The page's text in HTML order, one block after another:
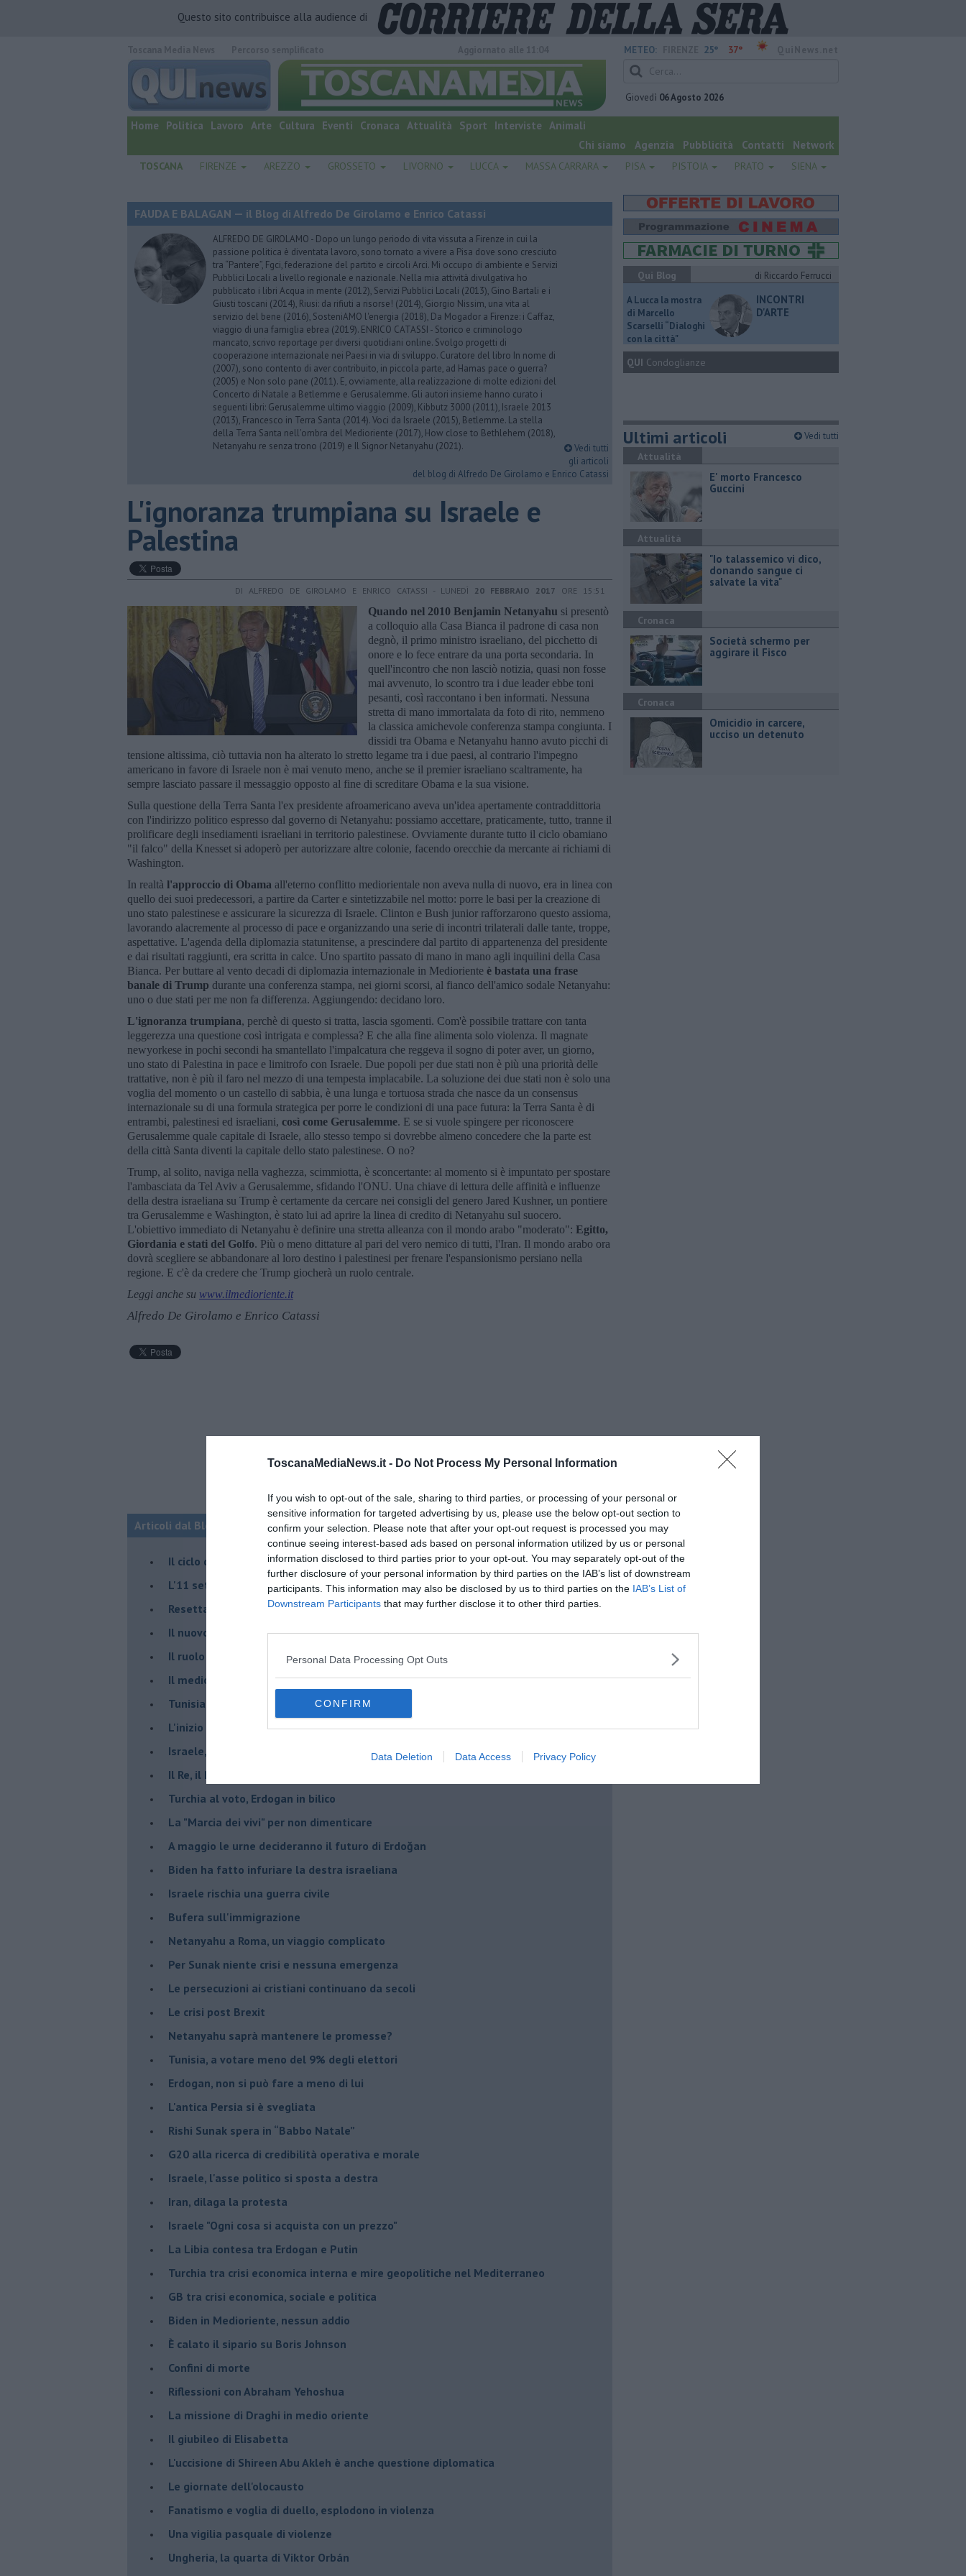
ToscanaMediaNews.it - Do Not Process My Personal Information
If you wish to opt-out of the sale, sharing to third parties, or processing of your personal or
sensitive information for targeted advertising by us, please use the below opt-out section to
confirm your selection. Please note that after your opt-out request is processed you may
continue seeing interest-based ads based on personal information utilized by us or personal
information disclosed to third parties prior to your opt-out. You may separately opt-out of the
further disclosure of your personal information by third parties on the IAB’s list of downstream
participants. This information may also be disclosed by us to third parties on the IAB’s List of
Downstream Participants that may further disclose it to other third parties.
Personal Data Processing Opt Outs
CONFIRM
Data Deletion Data Access Privacy Policy
Questo sito contribuisce alla audience di
quotidiano online.
METEO: 25° 37°
Giovedì 06 Agosto 2026
Home Politica Lavoro Arte Cultura Eventi Cronaca Attualità Sport Interviste Animali
Chi siamo
Agenzia Pubblicità Contatti Network
TOSCANA FIRENZE AREZZO GROSSETO LIVORNO LUCCA MASSA CARRARA PISA PISTOIA PRATO SIENA
FAUDA E BALAGAN — il Blog di Alfredo De Girolamo e Enrico Catassi
ALFREDO DE GIROLAMO - Dopo un lungo periodo di vita vissuta a Firenze in cui la
passione politica è diventata lavoro, sono tornato a vivere a Pisa dove sono cresciuto
tra “Pantere”, Fgci, federazione del partito e circoli Arci. Mi occupo di ambiente e Servizi
Pubblici Locali a livello regionale e nazionale. Nella mia attività divulgativa ho
pubblicato i libri Acqua in mente (2012), Servizi Pubblici Locali (2013), Gino Bartali e i
Giusti toscani (2014), Riusi: da rifiuti a risorse! (2014), Giorgio Nissim, una vita al
servizio del bene (2016), SosteniAMO l'energia (2018), Da Mogador a Firenze: i Caffaz,
viaggio di una famiglia ebrea (2019). ENRICO CATASSI - Storico e criminologo
mancato, scrivo reportage per diversi quotidiani online. Svolgo progetti di
cooperazione internazionale nei Paesi in via di sviluppo. Curatore del libro In nome di
(2007), sono contento di aver contribuito, in piccola parte, ad Hamas pace o guerra?
(2005) e Non solo pane (2011). E, ovviamente, alla realizzazione di molte edizioni del
Concerto di Natale a Betlemme e Gerusalemme. Gli autori insieme hanno curato i
seguenti libri: Gerusalemme ultimo viaggio (2009), Kibbutz 3000 (2011), Israele 2013
(2013), Francesco in Terra Santa (2014). Voci da Israele (2015), Betlemme. La stella
della Terra Santa nell'ombra del Medioriente (2017), How close to Bethlehem (2018),
Netanyahu re senza trono (2019) e Il Signor Netanyahu (2021).
Vedi tutti
gli articoli
del blog di Alfredo De Girolamo e Enrico Catassi
L'ignoranza trumpiana su Israele e
Palestina
DI ALFREDO DE GIROLAMO E ENRICO CATASSI - LUNEDÌ 20 FEBBRAIO 2017 ORE 15:51
Quando nel 2010 Benjamin Netanyahu si presentò
a colloquio alla Casa Bianca il padrone di casa non
degnò, il primo ministro israeliano, del picchetto di
onore e lo fece entrare da una porta secondaria. In
quell'incontro che non lasciò notizia, quasi non fosse
mai avvenuto, lo scontro tra i due leader ebbe toni
pesanti, così raccontano i ben informati. Nessuna
stretta di mano immortalata da foto di rito, nemmeno
la classica amichevole conferenza stampa congiunta. I
dissidi tra Obama e Netanyahu hanno avuto picchi di
tensione altissima, ciò tuttavia non ha alterato lo stretto legame tra i due paesi, al contrario l'impegno
americano in favore di Israele non è mai venuto meno, anche se il premier israeliano scaltramente, ha
sempre lasciato passare il messaggio opposto al fine di screditare Obama e la sua visione.
Sulla questione della Terra Santa l'ex presidente afroamericano aveva un'idea apertamente contraddittoria
con l'indirizzo politico espresso dal governo di Netanyahu: possiamo accettare, praticamente, tutto, tranne il
prolificare degli insediamenti israeliani in territorio palestinese. Ovviamente durante tutto il ciclo obamiano
"il falco" della Knesset si adoperò per autorizzare altre colonie, facendo orecchie da mercante ai richiami di
Washington.
In realtà l'approccio di Obama all'eterno conflitto mediorientale non aveva nulla di nuovo, era in linea con
quello dei suoi predecessori, a partire da Carter e sintetizzabile nel motto: porre le basi per la creazione di
uno stato palestinese e assicurare la sicurezza di Israele. Clinton e Bush junior rafforzarono questo assioma,
lavorando alacremente al processo di pace e organizzando una serie di incontri trilaterali dalle tante, troppe,
aspettative. L'agenda della diplomazia statunitense, a prescindere dal partito di appartenenza del presidente
e dai risultati raggiunti, era scritta in calce. Uno spartito passato di mano in mano agli inquilini della Casa
Bianca. Per buttare al vento decadi di diplomazia internazionale in Medioriente è bastata una frase
banale di Trump durante una conferenza stampa, nei giorni scorsi, al fianco dell'amico sodale Netanyahu:
uno o due stati per me non fa differenza. Aggiungendo: decidano loro.
L'ignoranza trumpiana, perchè di questo si tratta, lascia sgomenti. Com'è possibile trattare con tanta
leggerezza una questione così intrigata e complessa? E che alla fine alimenta solo violenza. Il magnate
newyorkese in pochi secondi ha smantellato l'impalcatura che reggeva il sogno di poter aver, un giorno,
uno stato di Palestina in pace e limitrofo con Israele. Due popoli per due stati non è più una priorità delle
trattative, non è più il faro nel mezzo di una tempesta implacabile. La soluzione dei due stati non è solo una
voglia del momento o un castello di sabbia, è una lunga e tortuosa strada che nasce da un consensus
internazionale su di una formula strategica per porre le condizioni di una pace futura: la Terra Santa è di
entrambi, palestinesi ed israeliani, così come Gerusalemme. E se si vuole spingere per riconoscere
Gerusalemme quale capitale di Israele, allo stesso tempo si dovrebbe almeno concedere che la parte est
della città Santa diventi la capitale dello stato palestinese. O no?
Trump, al solito, naviga nella vaghezza, scimmiotta, è sconcertante: al momento si è impuntato per spostare
l'ambasciata da Tel Aviv a Gerusalemme, sfidando l'ONU. Una chiave di lettura delle affinità e influenze
della destra israeliana su Trump è certamente da cercare nei consigli del genero Jared Kushner, un pontiere
tra Gerusalemme e Washington, è stato lui ad aprire la linea di credito di Netanyahu sul suocero.
L'obiettivo immediato di Netanyahu è definire una stretta alleanza con il mondo arabo "moderato": Egitto,
Giordania e stati del Golfo. Più o meno dittature al pari del vero nemico di tutti, l'Iran. Il mondo arabo ora
dovrà scegliere se abbandonare al loro destino i palestinesi per frenare l'espansionismo persiano nella
regione. E c'è da credere che Trump giocherà un ruolo centrale.
Leggi anche su www.ilmedioriente.it
Alfredo De Girolamo e Enrico Catassi
Articoli dal Blog “Fauda e balagan” di Alfredo De Girolamo e Enrico Catassi
Il ciclo della violenza in Medioriente
L'11 settembre di Israele è iniziato il 7 ottobre 2023
Resettare l’era di Netanyahu
​Il nuovo corso dell’era di Erdogan
Il ruolo delle diplomazie nei conflitti
Il medioriente di Silvio
Tunisia rischiosa e strategica per l'Italia
L'inizio del “secolo della Turchia”
Israele, deciderà il borsone della spesa
Il Re, il Primo Ministro, il Sindaco e la Brexit
Turchia al voto, Erdogan in bilico
La "Marcia dei vivi" per non dimenticare
A maggio le urne decideranno il futuro di Erdoğan
Biden ha fatto infuriare la destra israeliana
Israele rischia una guerra civile
Bufera sull'immigrazione
Netanyahu a Roma, un viaggio complicato
Per Sunak niente crisi e nessuna emergenza
Le persecuzioni ai cristiani continuano da secoli
Le crisi post Brexit
Netanyahu saprà mantenere le promesse?
Tunisia, a votare meno del 9% degli elettori
Erdogan, non si può fare a meno di lui
L'antica Persia si è svegliata
Rishi Sunak spera in “Babbo Natale”
G20 alla ricerca di credibilità operativa e morale
Israele, l'asse politico si sposta a destra
Iran, dilaga la protesta
Israele "Ogni cosa si acquista con un prezzo"
La Libia contesa tra Erdogan e Putin
Turchia tra crisi economica interna e mire geopolitiche nel Mediterraneo
GB tra crisi economica, sociale e politica
Biden in Medioriente, nessun addio
È calato il sipario su Boris Johnson
Confini di morte
Riflessioni con Abraham Yehoshua
La missione di Draghi in medio oriente
Il giubileo di Elisabetta
L'uccisione di Shireen Abu Akleh è anche questione diplomatica
Le giornate dell'olocausto
Fanatismo e voglia di duello, esplodono in violenza
Una vigilia pasquale di violenze
Ungheria, la quarta di Viktor Orbán
Qui Blog
di Riccardo Ferrucci
A Lucca la mostra
di Marcello
Scarselli “Dialoghi
con la città"
INCONTRI
D'ARTE
QUI Condoglianze
Ultimi articoli Vedi tutti
Attualità
E' morto Francesco
Guccini
Attualità
"Io talassemico vi dico,
donando sangue ci
salvate la vita"
Cronaca
Società schermo per
aggirare il Fisco
Cronaca
Omicidio in carcere,
ucciso un detenuto